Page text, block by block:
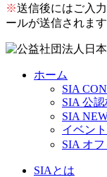
※送信後にはご入
ールが送信されま
ホーム
SIA
SIA 公
SIA
イベン
SIA オ
SIAとは